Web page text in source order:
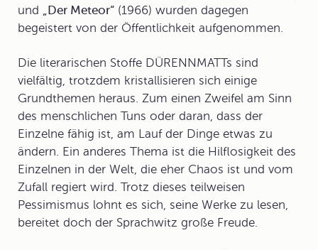
und „Der Meteor“ (1966) wurden dagegen
begeistert von der Öffentlichkeit aufgenommen.
Die literarischen Stoffe DÜRENNMATTs sind
vielfältig, trotzdem kristallisieren sich einige
Grundthemen heraus. Zum einen Zweifel am Sinn
des menschlichen Tuns oder daran, dass der
Einzelne fähig ist, am Lauf der Dinge etwas zu
ändern. Ein anderes Thema ist die Hilflosigkeit des
Einzelnen in der Welt, die eher Chaos ist und vom
Zufall regiert wird. Trotz dieses teilweisen
Pessimismus lohnt es sich, seine Werke zu lesen,
bereitet doch der Sprachwitz große Freude.